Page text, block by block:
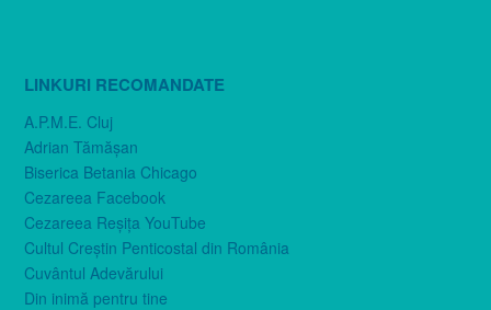
LINKURI RECOMANDATE
A.P.M.E. Cluj
Adrian Tămăşan
Biserica Betania Chicago
Cezareea Facebook
Cezareea Reşiţa YouTube
Cultul Creştin Penticostal din România
Cuvântul Adevărului
Din inimă pentru tine